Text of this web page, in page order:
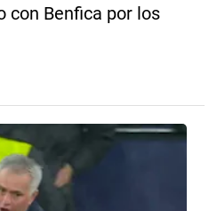
con Benfica por los